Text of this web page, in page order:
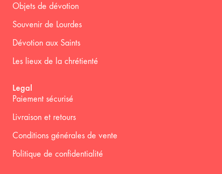
Objets de dévotion
Souvenir de Lourdes
Dévotion aux Saints
Les lieux de la chrétienté
Legal
Paiement sécurisé
Livraison et retours
Conditions générales de vente
Politique de confidentialité